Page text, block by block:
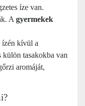
íze van.
A gyermekek
ízén kívül a
külön tasakokba van
aromáját,